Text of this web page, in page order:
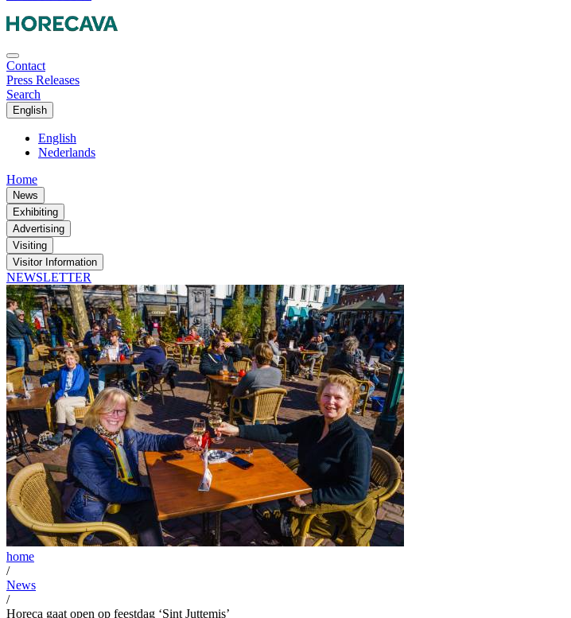
Contact
Press Releases
Search
English
English
Nederlands
Home
News
Exhibiting
Advertising
Visiting
Visitor Information
NEWSLETTER
home
/
News
/
Horeca gaat open op feestdag ‘Sint Juttemis’